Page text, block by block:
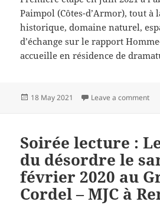
Paimpol (Côtes-d’Armor), tout
historique, domaine naturel,
d’échange sur le rapport
accueille en résidence de
Posted
18 May 2021 Leave a commenton
Soirée lecture :
du désordre le
février 2020 au
Cordel – MJC à